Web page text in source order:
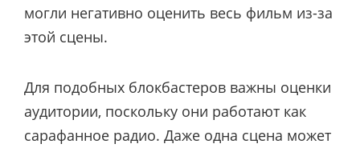
могли негативно оценить весь фильм из-за
этой сцены.
Для подобных блокбастеров важны оценки
аудитории, поскольку они работают как
сарафанное радио. Даже одна сцена может